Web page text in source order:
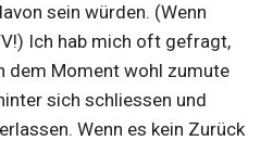
sein würden. (Wenn
Ich hab mich oft gefragt,
dem Moment wohl zumute
sich schliessen und
Wenn es kein Zurück